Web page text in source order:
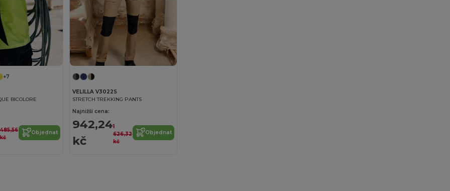
+7
BICOLORE
Objednat
VELILLA V3022S
STRETCH TREKKING PANTS
Najnižší cena:
942,24
kč
1
626,32
kč
Objednat